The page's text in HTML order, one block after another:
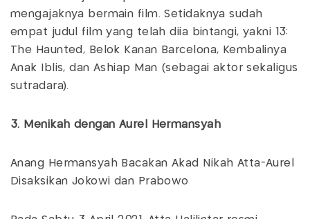
mengajaknya bermain film. Setidaknya sudah
empat judul film yang telah diia bintangi, yakni 13:
The Haunted, Belok Kanan Barcelona, Kembalinya
Anak Iblis, dan Ashiap Man (sebagai aktor sekaligus
sutradara).
3. Menikah dengan Aurel Hermansyah
Anang Hermansyah Bacakan Akad Nikah Atta-Aurel
Disaksikan Jokowi dan Prabowo